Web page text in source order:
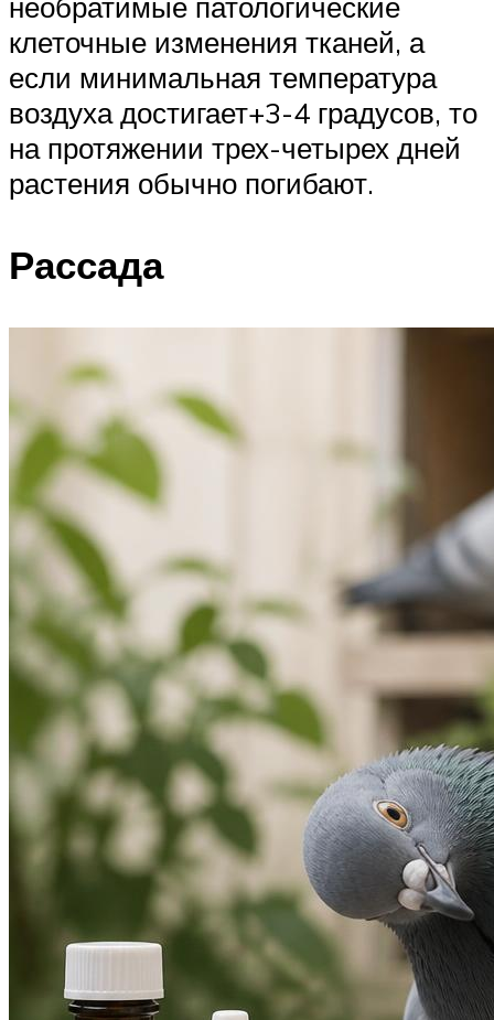
необратимые патологические
клеточные изменения тканей, а
если минимальная температура
воздуха достигает+3-4 градусов, то
на протяжении трех-четырех дней
растения обычно погибают.
Рассада